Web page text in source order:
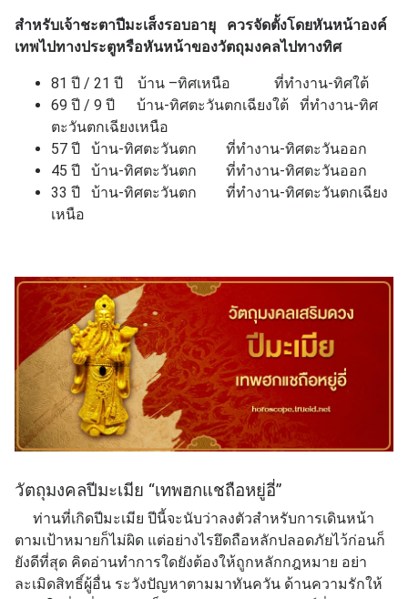
สำหรับเจ้าชะตาปีมะเส็งรอบอายุ ควรจัดตั้งโดยหันหน้าองค์
เทพไปทางประตูหรือหันหน้าของวัตถุมงคลไปทางทิศ
81 ปี / 21 ปี บ้าน –ทิศเหนือ ที่ทำงาน-ทิศใต้
69 ปี / 9 ปี บ้าน-ทิศตะวันตกเฉียงใต้ ที่ทำงาน-ทิศ
ตะวันตกเฉียงเหนือ
57 ปี บ้าน-ทิศตะวันตก ที่ทำงาน-ทิศตะวันออก
45 ปี บ้าน-ทิศตะวันตก ที่ทำงาน-ทิศตะวันออก
33 ปี บ้าน-ทิศตะวันตก ที่ทำงาน-ทิศตะวันตกเฉียง
เหนือ
วัตถุมงคลปีมะเมีย “เทพฮกแชถือหยู่อี่”
ท่านที่เกิดปีมะเมีย ปีนี้จะนับว่าลงตัวสำหรับการเดินหน้า
ตามเป้าหมายก็ไม่ผิด แต่อย่างไรยึดถือหลักปลอดภัยไว้ก่อนก็
ยังดีที่สุด คิดอ่านทำการใดยังต้องให้ถูกหลักกฎหมาย อย่า
ละเมิดสิทธิ์ผู้อื่น ระวังปัญหาตามมาทันควัน ด้านความรักให้